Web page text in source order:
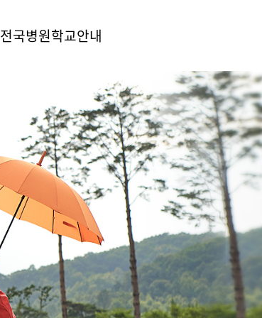
전국병원학교안내